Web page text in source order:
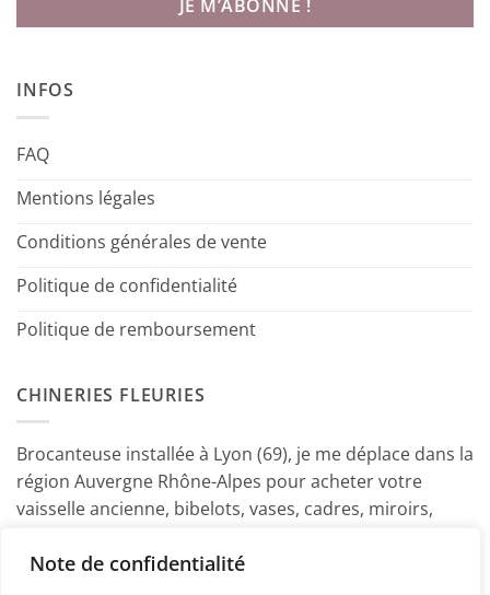
Note de confidentialité
INFOS
FAQ
Mentions légales
Conditions générales de vente
Politique de confidentialité
Politique de remboursement
CHINERIES FLEURIES
Brocanteuse installée à Lyon (69), je me déplace dans la
région Auvergne Rhône-Alpes pour acheter votre
vaisselle ancienne, bibelots, vases, cadres, miroirs,
Marine